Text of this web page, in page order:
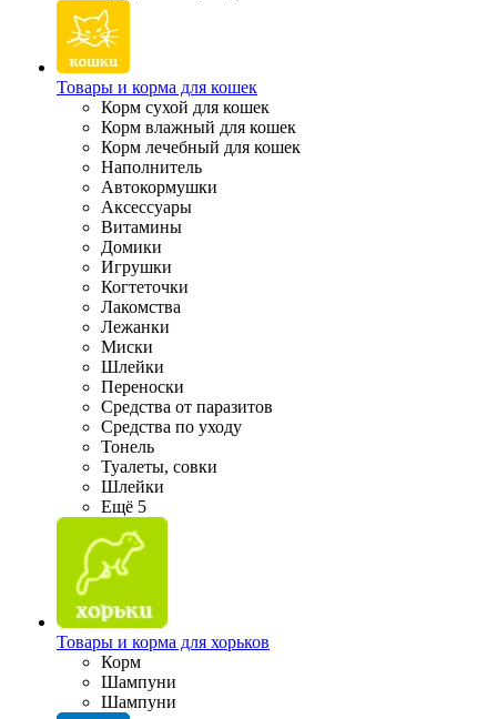
Товары и корма для кошек
Корм сухой для кошек
Корм влажный для кошек
Корм лечебный для кошек
Наполнитель
Автокормушки
Аксессуары
Витамины
Домики
Игрушки
Когтеточки
Лакомства
Лежанки
Миски
Шлейки
Переноски
Средства от паразитов
Средства по уходу
Тонель
Туалеты, совки
Шлейки
Ещё 5
Товары и корма для хорьков
Корм
Шампуни
Шампуни